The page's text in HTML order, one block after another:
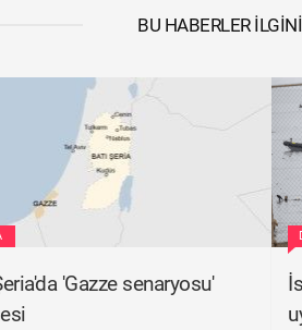
BU HABERLER
'Gazze senaryosu'